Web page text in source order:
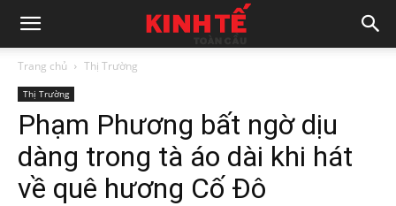
Trang chủ Thị Trường
Thị Trường
Phạm Phương bất ngờ dịu
dàng trong tà áo dài khi hát
về quê hương Cố Đô